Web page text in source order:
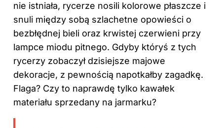
nie istniała, rycerze nosili kolorowe płaszcze i
snuli między sobą szlachetne opowieści o
bezbłędnej bieli oraz krwistej czerwieni przy
lampce miodu pitnego. Gdyby któryś z tych
rycerzy zobaczył dzisiejsze majowe
dekoracje, z pewnością napotkałby zagadkę.
Flaga? Czy to naprawdę tylko kawałek
materiału sprzedany na jarmarku?